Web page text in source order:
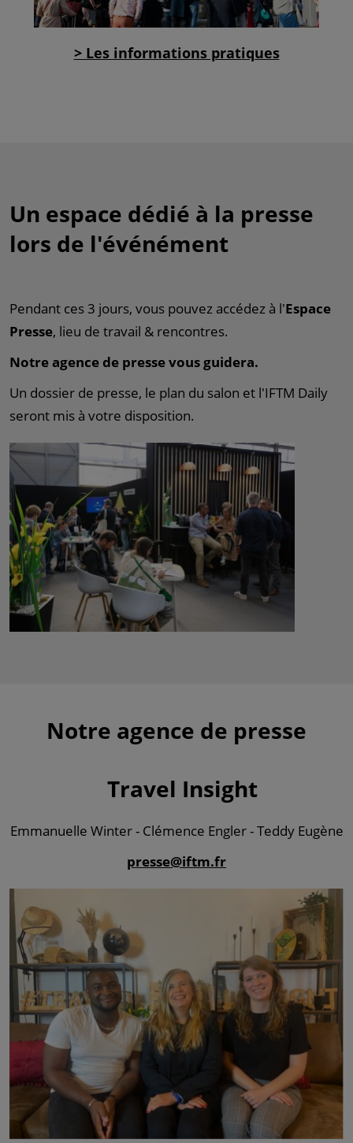
> Les informations pratiques
Un espace dédié à la presse
lors de l'événément
Pendant ces 3 jours, vous pouvez accédez à l'Espace
Presse, lieu de travail & rencontres.
Notre agence de presse vous guidera.
Un dossier de presse, le plan du salon et l'IFTM Daily
seront mis à votre disposition.
Notre agence de presse
Travel Insight
Emmanuelle Winter - Clémence Engler - Teddy Eugène
presse@iftm.fr